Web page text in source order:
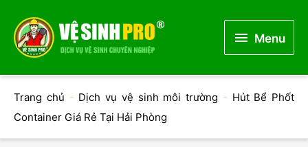
MenuMenu
Trang chủ - Dịch vụ vệ sinh môi trường - Hút Bể Phốt
Container Giá Rẻ Tại Hải Phòng